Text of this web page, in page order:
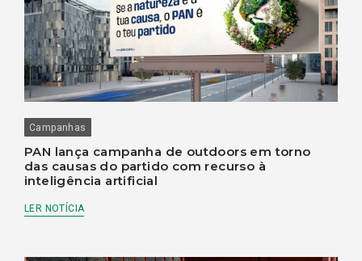
Campanhas
PAN lança campanha de outdoors em torno
das causas do partido com recurso à
inteligência artificial
LER NOTÍCIA